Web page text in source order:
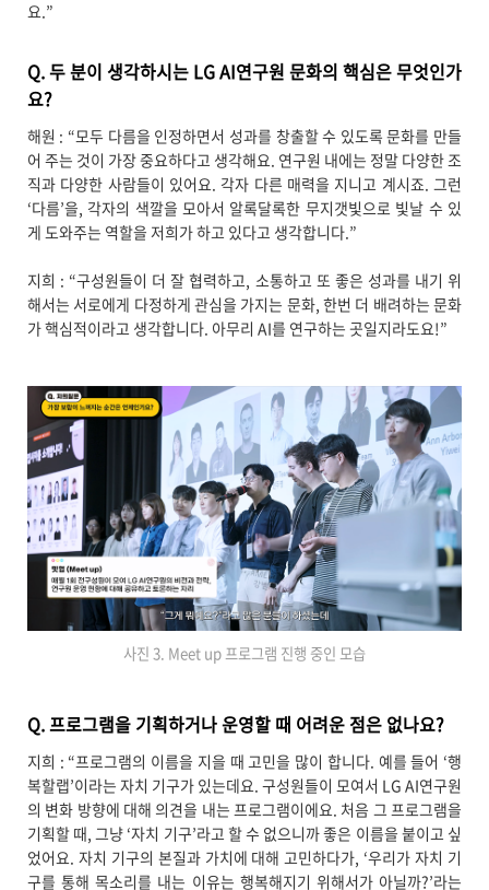
요.”
Q. 두 분이 생각하시는 LG AI연구원 문화의 핵심은 무엇인가
요?
해원 : “모두 다름을 인정하면서 성과를 창출할 수 있도록 문화를 만들
어 주는 것이 가장 중요하다고 생각해요. 연구원 내에는 정말 다양한 조
직과 다양한 사람들이 있어요. 각자 다른 매력을 지니고 계시죠. 그런
‘다름’을, 각자의 색깔을 모아서 알록달록한 무지갯빛으로 빛날 수 있
게 도와주는 역할을 저희가 하고 있다고 생각합니다.”
지희 : “구성원들이 더 잘 협력하고, 소통하고 또 좋은 성과를 내기 위
해서는 서로에게 다정하게 관심을 가지는 문화, 한번 더 배려하는 문화
가 핵심적이라고 생각합니다. 아무리 AI를 연구하는 곳일지라도요!”
사진 3. Meet up 프로그램 진행 중인 모습
Q. 프로그램을 기획하거나 운영할 때 어려운 점은 없나요?
지희 : “프로그램의 이름을 지을 때 고민을 많이 합니다. 예를 들어 ‘행
복할랩’이라는 자치 기구가 있는데요. 구성원들이 모여서 LG AI연구원
의 변화 방향에 대해 의견을 내는 프로그램이에요. 처음 그 프로그램을
기획할 때, 그냥 ‘자치 기구’라고 할 수 없으니까 좋은 이름을 붙이고 싶
었어요. 자치 기구의 본질과 가치에 대해 고민하다가, ‘우리가 자치 기
구를 통해 목소리를 내는 이유는 행복해지기 위해서가 아닐까?’라는